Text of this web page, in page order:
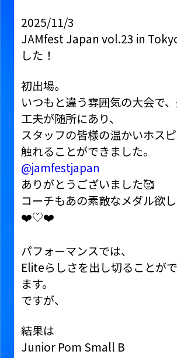
2025/11/3
JAMfest Japan vol.23 in
した！
初出場。
いつもと違う雰囲気の大会で
工夫が随所にあり、
スタッフの皆様の温かいホス
触れることができました。
@jamfestjapan
ありがとうございました🥰
コーチもあの素敵なメダル欲
❤️♡❤️
パフォーマンスでは、
Eliteらしさを出し切ることが
ます。
ですが、
結果は
Junior Pom Small B